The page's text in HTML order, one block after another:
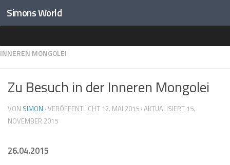
Unter dem Inhalt
Simons World
INNEREN MONGOLEI
Zu Besuch in der Inneren Mongolei
VON SIMON · VERÖFFENTLICHT 12. MAI 2015 · AKTUALISIERT 15.
NOVEMBER 2015
26.04.2015